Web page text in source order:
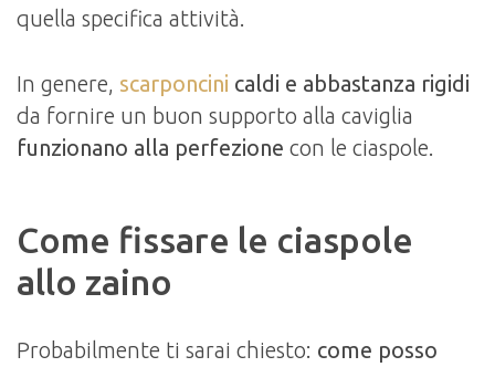
quella specifica attività.
In genere, scarponcini caldi e abbastanza rigidi
da fornire un buon supporto alla caviglia
funzionano alla perfezione con le ciaspole.
Come fissare le ciaspole
allo zaino
Probabilmente ti sarai chiesto: come posso